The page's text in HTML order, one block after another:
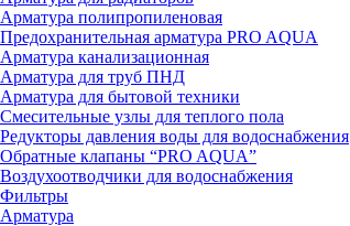
Арматура полипропиленовая
Предохранительная арматура PRO AQUA
Арматура канализационная
Арматура для труб ПНД
Арматура для бытовой техники
Смесительные узлы для теплого пола
Редукторы давления воды для водоснабжения
Обратные клапаны “PRO AQUA”
Воздухоотводчики для водоснабжения
Фильтры
Арматура